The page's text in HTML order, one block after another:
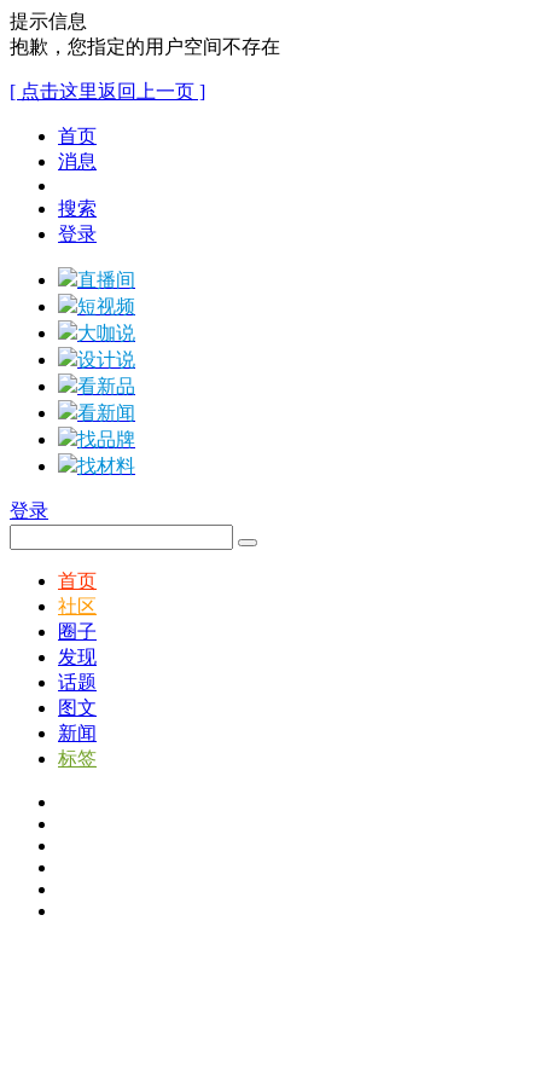
提示信息
抱歉，您指定的用户空间不存在
[ 点击这里返回上一页 ]
首页
消息
搜索
登录
直播间
短视频
大咖说
设计说
看新品
看新闻
找品牌
找材料
登录
首页
社区
圈子
发现
话题
图文
新闻
标签